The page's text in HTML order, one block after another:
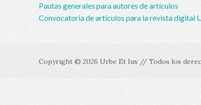
Pautas generales para autores de artículos
Convocatoria de artículos para la revista digital
Copyright © 2026 Urbe Et Ius // Todos los